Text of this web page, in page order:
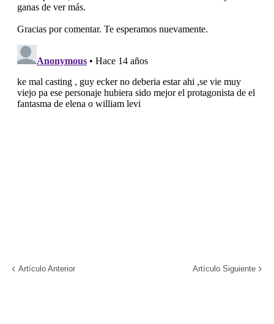
Artículo Anterior Artículo Siguiente